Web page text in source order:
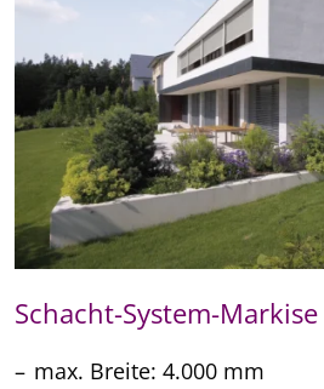
Schacht-System-Markise
max. Breite: 4.000 mm